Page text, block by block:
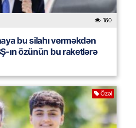
160
bu silahı verməkdən
ın özünün bu raketlərə
Özəl